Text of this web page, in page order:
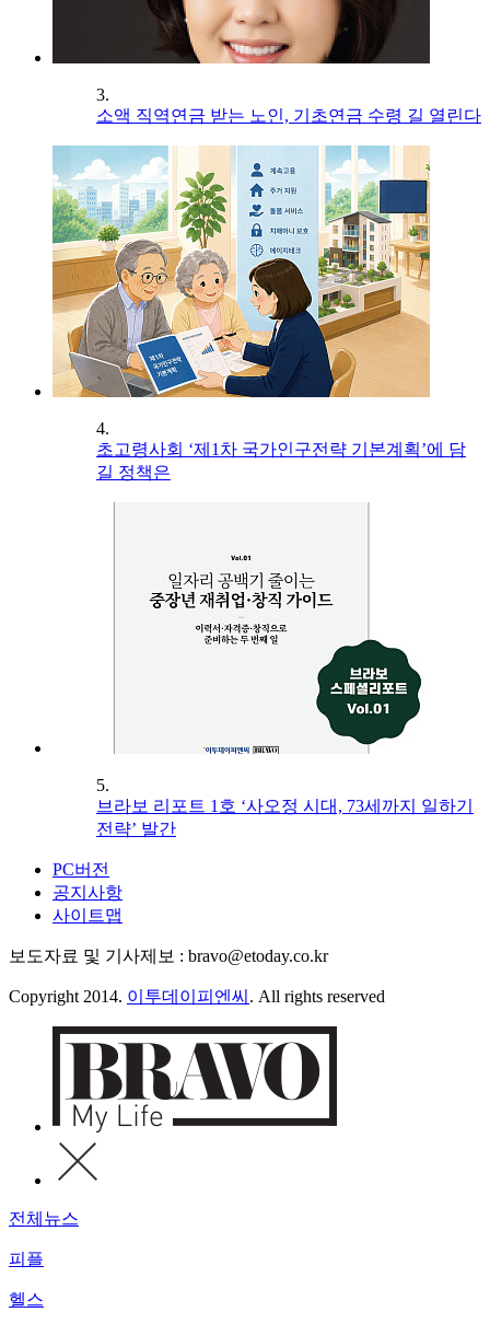
3.
소액 직역연금 받는 노인, 기초연금 수령 길 열린다
4.
초고령사회 ‘제1차 국가인구전략 기본계획’에 담
길 정책은
5.
브라보 리포트 1호 ‘사오정 시대, 73세까지 일하기
전략’ 발간
PC버전
공지사항
사이트맵
보도자료 및 기사제보 : bravo@etoday.co.kr
Copyright 2014. 이투데이피엔씨 . All rights reserved
전체뉴스
피플
헬스